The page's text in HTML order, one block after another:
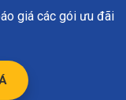
giá các gói ưu đãi